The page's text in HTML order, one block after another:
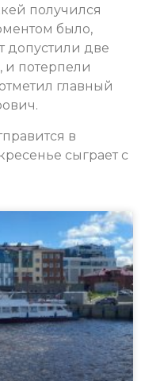
получился
было,
допустили две
потерпели
главный
в
сыграет с